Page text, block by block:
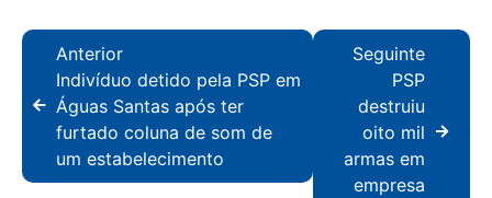
Anterior
Indivíduo detido pela PSP em
Águas Santas após ter
furtado coluna de som de
um estabelecimento
Seguinte
PSP
destruiu
oito mil
armas em
empresa